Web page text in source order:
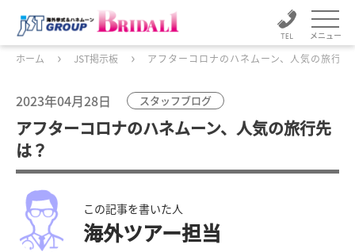
メニュー
ホーム JST掲示板 アフターコロナのハネムーン、人気の旅行先
2023年04月28日 スタッフブログ
アフターコロナのハネムーン、人気の旅行先
は？
この記事を書いた人
海外ツアー担当